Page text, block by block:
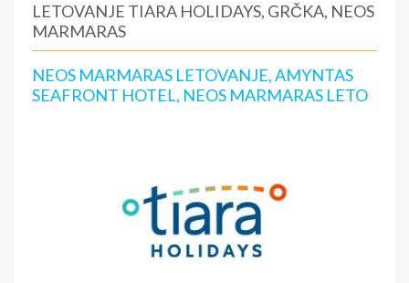
LETOVANJE TIARA HOLIDAYS, GRČKA, NEOS
MARMARAS
NEOS MARMARAS LETOVANJE, AMYNTAS
SEAFRONT HOTEL, NEOS MARMARAS LETO